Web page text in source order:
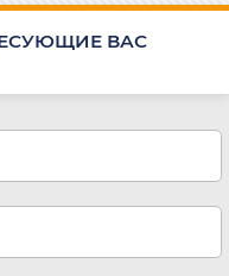
ВАС